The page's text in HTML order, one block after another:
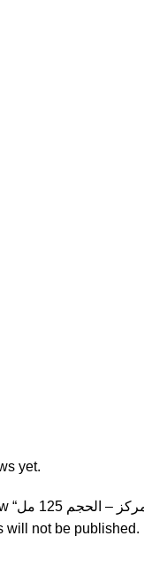
yet.
will not be published.